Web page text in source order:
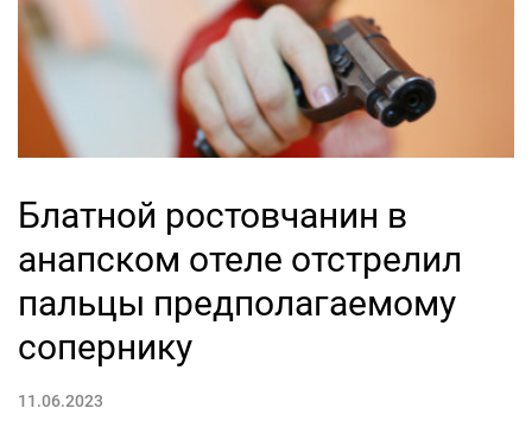
Блатной ростовчанин в
анапском отеле отстрелил
пальцы предполагаемому
сопернику
11.06.2023